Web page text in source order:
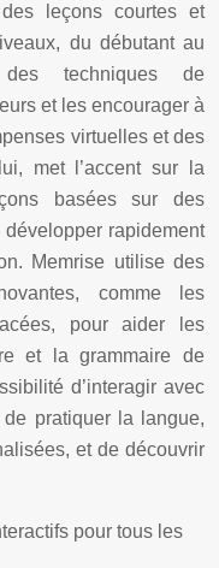
leçons courtes et
du débutant au
des techniques de
et les encourager à
virtuelles et des
met l’accent sur la
basées sur des
rapidement
Memrise utilise des
comme les
pour aider les
et la grammaire de
d’interagir avec
pratiquer la langue,
et de découvrir
pour tous les